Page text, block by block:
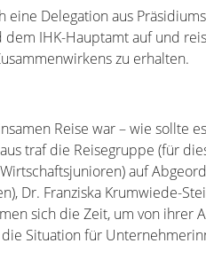
eine Delegation aus
dem IHK-Hauptamt auf und
zu erhalten.
Reise war – wie sollte
traf die Reisegruppe (für
auf
Dr. Franziska Krumwiede-
sich die Zeit, um von ihrer
Situation für